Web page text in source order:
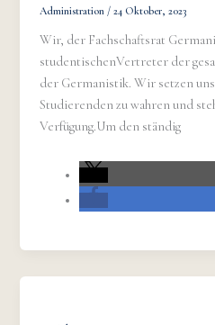
Administration /24 Oktober, 2023
Wir, der Fachschaftsrat
studentischenVertreter der
der Germanistik. Wir setzen
Studierenden zu wahren und
Verfügung.Um den ständig